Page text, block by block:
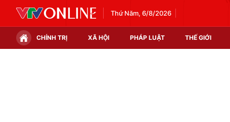
Thứ Năm, 6/8/2026
CHÍNH TRỊ XÃ HỘI PHÁP LUẬT THẾ GIỚI